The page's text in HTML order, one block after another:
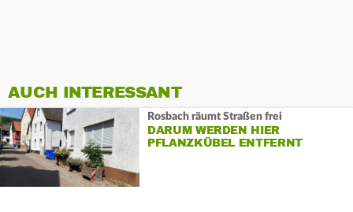
AUCH INTERESSANT
Rosbach räumt Straßen frei
DARUM WERDEN HIER
PFLANZKÜBEL ENTFERNT